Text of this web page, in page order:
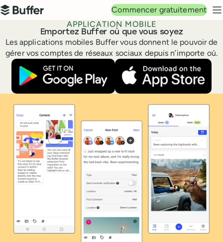
Navigation principale
Buffer
Commencer gratuitement
APPLICATION MOBILE
Emportez Buffer où que vous soyez
Les applications mobiles Buffer vous donnent le pouvoir de
gérer vos comptes de réseaux sociaux depuis n’importe où.
Téléchargez l’application Buffer sur Google
Téléchargez